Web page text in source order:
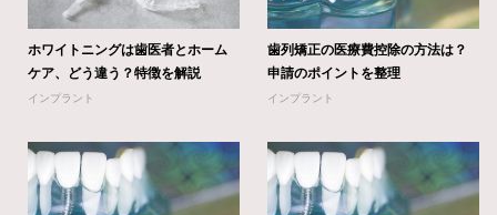
ホワイトニングは歯医者とホーム
ケア、どう違う？特徴を解説
インプラント
歯列矯正の医療費控除の方法は？
申請のポイントを整理
インプラント